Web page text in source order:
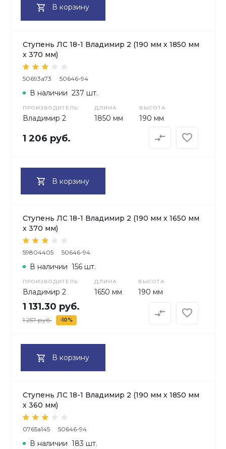
В корзину
Ступень ЛС 18-1 Владимир 2 (190 мм х 1850 мм
х 370 мм)
50693a73 50646-94
ПРОИЗВОДИТЕЛЬ
Владимир 2
ДЛИНА
1850 мм
ВЫСОТА
190 мм
В наличии 237 шт.
1 206 руб.
В корзину
Ступень ЛС 18-1 Владимир 2 (190 мм х 1650 мм
х 370 мм)
59804405 50646-94
ПРОИЗВОДИТЕЛЬ
Владимир 2
ДЛИНА
1650 мм
ВЫСОТА
190 мм
В наличии 156 шт.
1 131.30 руб.
1 257 руб. -10%
В корзину
Ступень ЛС 18-1 Владимир 2 (190 мм х 1850 мм
х 360 мм)
0765a145 50646-94
В наличии 183 шт.